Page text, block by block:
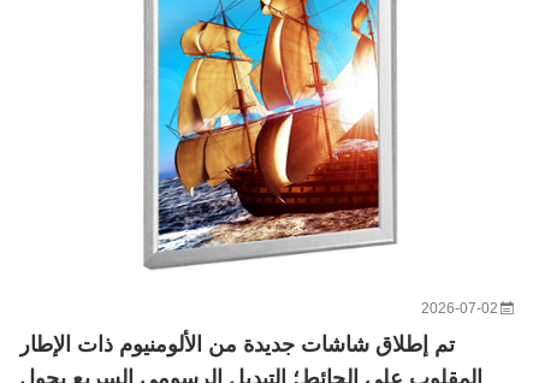
2026-07-02
تم إطلاق شاشات جديدة من الألومنيوم ذات الإطار
المقلوب على الحائط؛ التبديل الرسومي السريع يحول